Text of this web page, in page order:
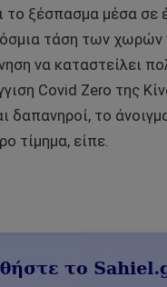
το ξέσπασμα μέσα
τάση των χωρών
να καταστείλει
Covid Zero της
δαπανηροί, το
τίμημα, είπε.